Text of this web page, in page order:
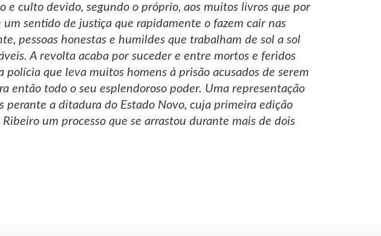
e culto devido, segundo o próprio, aos muitos livros que por
sentido de justiça que rapidamente o fazem cair nas
pessoas honestas e humildes que trabalham de sol a sol
A revolta acaba por suceder e entre mortos e feridos
que leva muitos homens à prisão acusados de serem
então todo o seu esplendoroso poder. Uma representação
perante a ditadura do Estado Novo, cuja primeira edição
um processo que se arrastou durante mais de dois